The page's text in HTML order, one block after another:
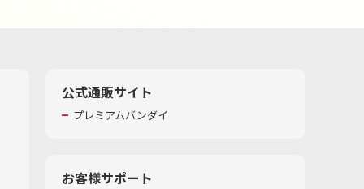
公式通販サイト
プレミアムバンダイ
お客様サポート